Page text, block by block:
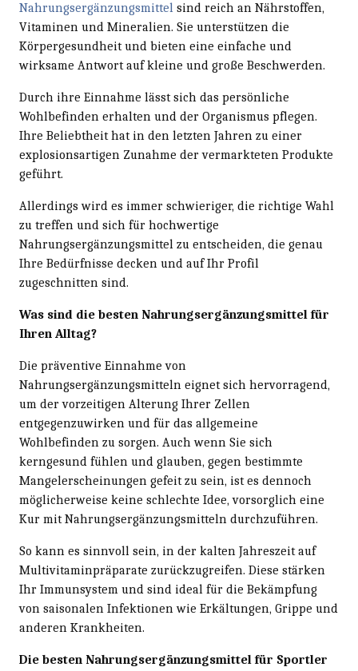
Nahrungsergänzungsmittel sind reich an Nährstoffen,
Vitaminen und Mineralien. Sie unterstützen die
Körpergesundheit und bieten eine einfache und
wirksame Antwort auf kleine und große Beschwerden.
Durch ihre Einnahme lässt sich das persönliche
Wohlbefinden erhalten und der Organismus pflegen.
Ihre Beliebtheit hat in den letzten Jahren zu einer
explosionsartigen Zunahme der vermarkteten Produkte
geführt.
Allerdings wird es immer schwieriger, die richtige Wahl
zu treffen und sich für hochwertige
Nahrungsergänzungsmittel zu entscheiden, die genau
Ihre Bedürfnisse decken und auf Ihr Profil
zugeschnitten sind.
Was sind die besten Nahrungsergänzungsmittel für
Ihren Alltag?
Die präventive Einnahme von
Nahrungsergänzungsmitteln eignet sich hervorragend,
um der vorzeitigen Alterung Ihrer Zellen
entgegenzuwirken und für das allgemeine
Wohlbefinden zu sorgen. Auch wenn Sie sich
kerngesund fühlen und glauben, gegen bestimmte
Mangelerscheinungen gefeit zu sein, ist es dennoch
möglicherweise keine schlechte Idee, vorsorglich eine
Kur mit Nahrungsergänzungsmitteln durchzuführen.
So kann es sinnvoll sein, in der kalten Jahreszeit auf
Multivitaminpräparate zurückzugreifen. Diese stärken
Ihr Immunsystem und sind ideal für die Bekämpfung
von saisonalen Infektionen wie Erkältungen, Grippe und
anderen Krankheiten.
Die besten Nahrungsergänzungsmittel für Sportler